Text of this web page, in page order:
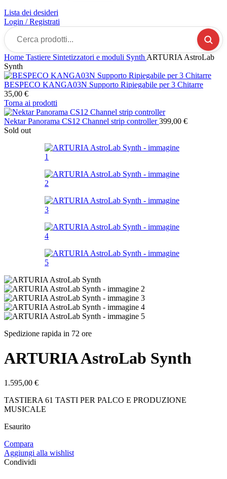
Lista dei desideri
Login / Registrati
Cerca
prodotti...
Home Tastiere Sintetizzatori e moduli Synth ARTURIA AstroLab
Synth
BESPECO KANGA03N Supporto Ripiegabile per 3 Chitarre
35,00 €
Torna ai prodotti
Nektar Panorama CS12 Channel strip controller399,00 €
Sold out
Spedizione rapida in 72 ore
ARTURIA AstroLab Synth
1.595,00 €
TASTIERA 61 TASTI PER PALCO E PRODUZIONE
MUSICALE
Esaurito
Compara
Aggiungi alla wishlist
Condividi